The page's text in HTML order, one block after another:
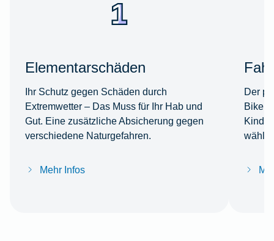
Elementarschäden
Ihr Schutz gegen Schäden durch
Extremwetter – Das Muss für Ihr Hab und
Gut. Eine zusätzliche Absicherung gegen
verschiedene Naturgefahren.
Mehr Infos
Der
Bike